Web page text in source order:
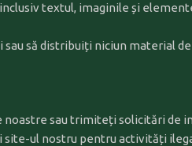
textul, imaginile și
să distribuiți niciun material
noastre sau trimiteți solicitări de
site-ul nostru pentru activități